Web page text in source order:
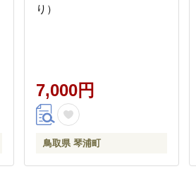
り）
7,000円
鳥取県 琴浦町